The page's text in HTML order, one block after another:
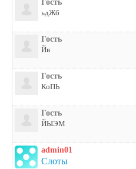
Гость
ьдЖб
Гость
Йв
Гость
КоПЬ
Гость
ЙЫЭМ
admin01
Слоты